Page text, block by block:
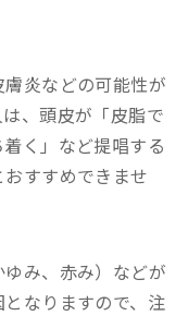
炎などの可能性が
、頭皮が「皮脂で
く」など提唱する
すすめできませ
み、赤み）などが
なりますので、注